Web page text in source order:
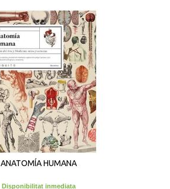
ANATOMÍA HUMANA
Disponibilitat inmediata